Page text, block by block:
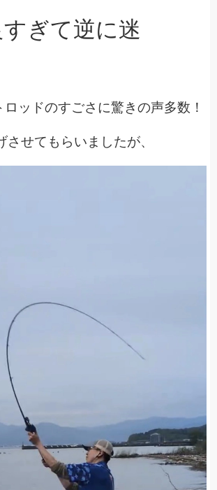
すぎて逆に迷
ッドのすごさに驚きの声多数！
させてもらいましたが、